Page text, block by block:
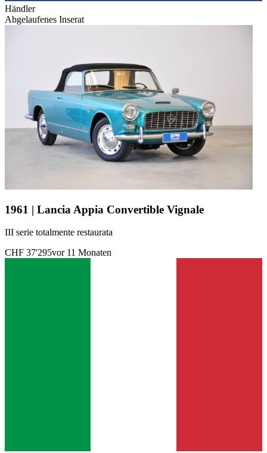
Händler
Abgelaufenes Inserat
1961 | Lancia Appia Convertible Vignale
III serie totalmente restaurata
CHF 37'295vor 11 Monaten